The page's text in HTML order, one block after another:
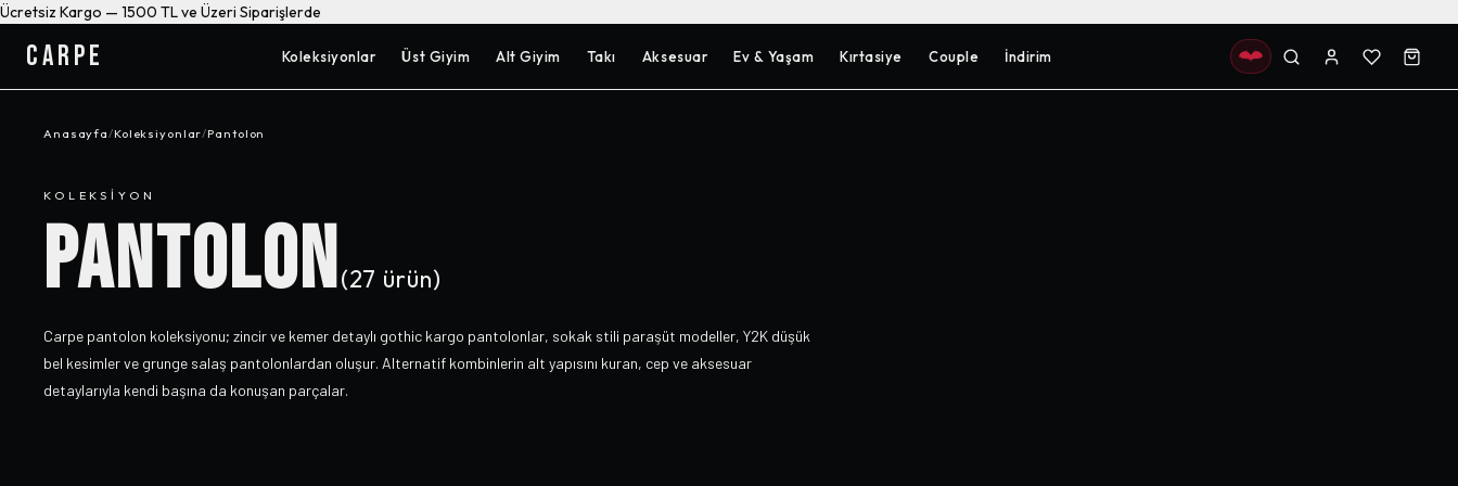
Ücretsiz Kargo — 1500 TL ve Üzeri Siparişlerde
CARPE Koleksiyonlar Üst Giyim Alt Giyim Takı Aksesuar Ev & Yaşam Kırtasiye Couple İndirim
Anasayfa/Koleksiyonlar/Pantolon
KOLEKSIYON
PANTOLON(27 ürün)
Carpe pantolon koleksiyonu; zincir ve kemer detaylı gothic kargo pantolonlar, sokak stili paraşüt modeller, Y2K düşük
bel kesimler ve grunge salaş pantolonlardan oluşur. Alternatif kombinlerin alt yapısını kuran, cep ve aksesuar
detaylarıyla kendi başına da konuşan parçalar.